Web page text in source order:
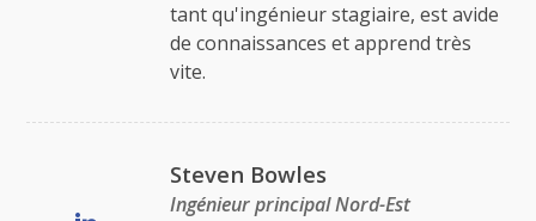
tant qu'ingénieur stagiaire, est avide
de connaissances et apprend très
vite.
Steven Bowles
Ingénieur principal Nord-Est